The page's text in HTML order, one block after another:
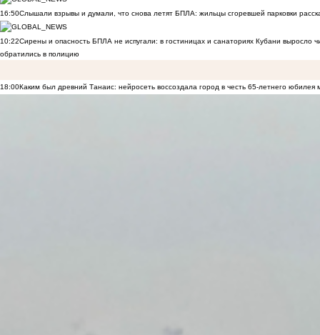
16:50Слышали взрывы и думали, что снова летят БПЛА: жильцы сгоревшей парковки
10:22Сирены и опасность БПЛА не испугали: в гостиницах и санаториях Кубани выросло
обратились в полицию
18:00Каким был древний Танаис: нейросеть воссоздала город в честь 65-летнего юбилея